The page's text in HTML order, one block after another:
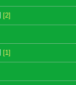
[2]
[1]